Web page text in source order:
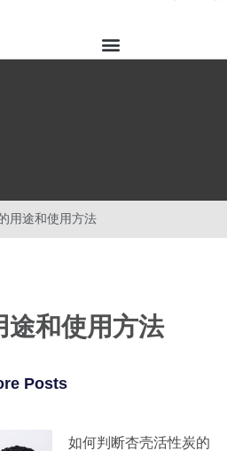
用途和使用方法
途和使用方法
Posts
如何判断杏壳活性炭的